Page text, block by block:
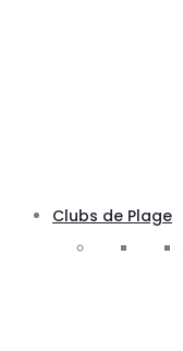
Clubs de Plage